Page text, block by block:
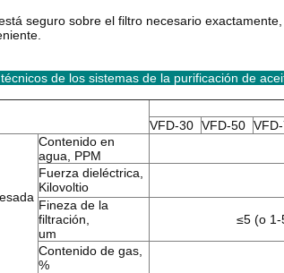
seguro sobre el filtro necesario
de los sistemas de la purificación de
VFD-30 VFD-50
Contenido en
agua, PPM
Fuerza dieléctrica,
Kilovoltio
Fineza de la
filtración,
um
≤5 (o 1-
Contenido de gas,
%